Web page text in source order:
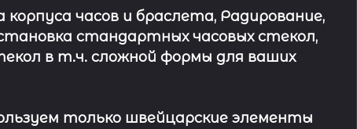
корпуса часов и браслета, Радирование,
стандартных часовых стекол,
в т.ч. сложной формы для ваших
только швейцарские элементы